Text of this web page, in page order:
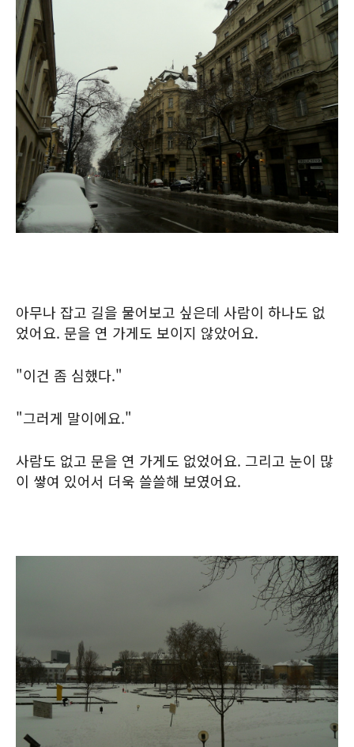
아무나 잡고 길을 물어보고 싶은데 사람이 하나도 없
었어요. 문을 연 가게도 보이지 않았어요.
"이건 좀 심했다."
"그러게 말이에요."
사람도 없고 문을 연 가게도 없었어요. 그리고 눈이 많
이 쌓여 있어서 더욱 쓸쓸해 보였어요.